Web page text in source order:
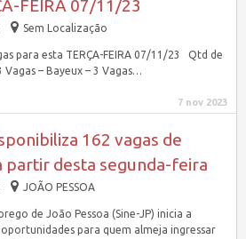
FEIRA 07/11/23
Sem Localização
para esta TERÇA-FEIRA 07/11/23 Qtd de
Vagas – Bayeux – 3 Vagas…
7 nov 2023
162 vagas de
partir desta segunda-feira
JOÃO PESSOA
de João Pessoa (Sine-JP) inicia a
para quem almeja ingressar